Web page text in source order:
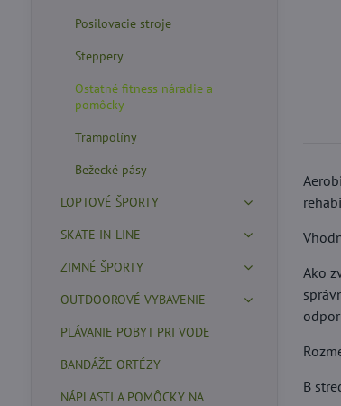
Ako
B
Posilovacie stroje
Steppery
Ostatné fitness náradie a
pomôcky
Trampolíny
Bežecké pásy
LOPTOVÉ ŠPORTY
SKATE IN-LINE
ZIMNÉ ŠPORTY
OUTDOOROVÉ VYBAVENIE
PLÁVANIE POBYT PRI VODE
BANDÁŽE ORTÉZY
NÁPLASTI A POMÔCKY NA